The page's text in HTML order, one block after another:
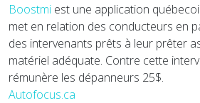
Boostmi est une application
met en relation des conducteurs en
des intervenants prêts à leur prêter
matériel adéquate. Contre cette
rémunère les dépanneurs 25$.
Autofocus.ca